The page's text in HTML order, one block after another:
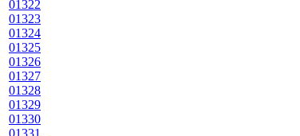
01322
01323
01324
01325
01326
01327
01328
01329
01330
01331